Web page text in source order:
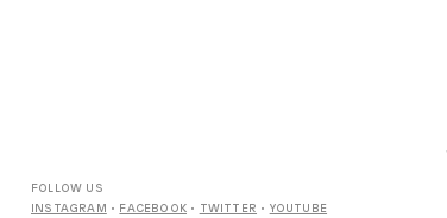
FOLLOW US
INSTAGRAM • FACEBOOK • TWITTER • YOUTUBE